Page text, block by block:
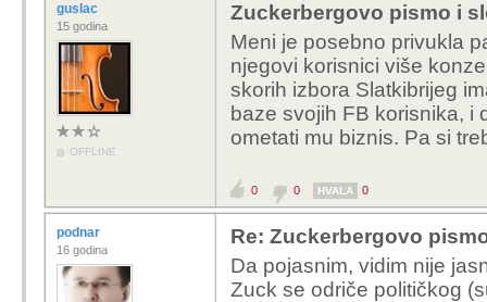
guslac
15 godina
OFFLINE
Zuckerbergovo pismo i
Meni je posebno privukla
njegovi korisnici više
skorih izbora Slatkibrijeg
baze svojih FB korisnika, i
ometati mu biznis. Pa si
0 0 HVALA 0
podnar
16 godina
Re: Zuckerbergovo
Da pojasnim, vidim nije
Zuck se odriče političkog